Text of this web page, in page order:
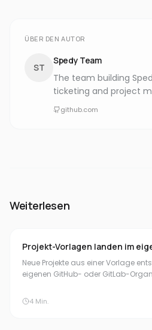
ÜBER DEN AUTOR
ST
Spedy Team
The team building
ticketing and project
github.com
Weiterlesen
Projekt-Vorlagen landen im
Neue Projekte aus einer Vorlage
eigenen GitHub- oder GitLab-
zur Testphase.
4 Min.